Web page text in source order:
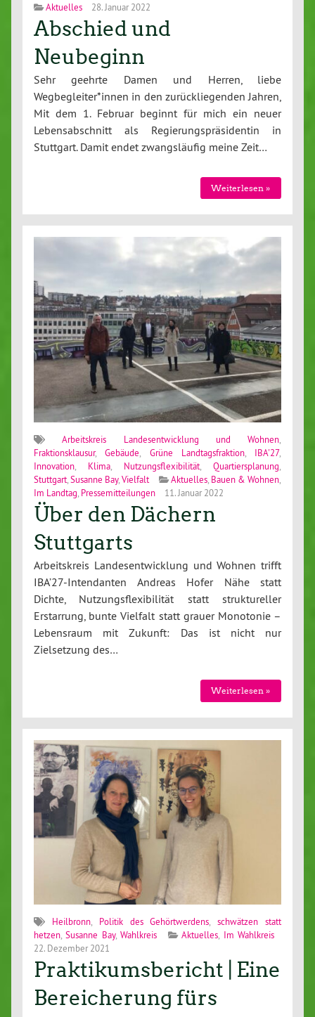
Aktuelles
28. Januar 2022
Abschied und
Neubeginn
Sehr geehrte Damen und Herren, liebe
Wegbegleiter*innen in den zurückliegenden Jahren,
Mit dem 1. Februar beginnt für mich ein neuer
Lebensabschnitt als Regierungspräsidentin in
Stuttgart. Damit endet zwangsläufig meine Zeit…
Weiterlesen »
Arbeitskreis Landesentwicklung und Wohnen
Fraktionsklausur,Gebäude Grüne Landtagsfraktion, IBA'27,
Innovation
Klima Nutzungsflexibilität Quartiersplanung
Stuttgart ,Susanne Bay,Vielfalt Aktuelles, Bauen & Wohnen
Im Landtag Pressemitteilungen 11. Januar 2022
Über den Dächern
Stuttgarts
Arbeitskreis Landesentwicklung und Wohnen trifft
IBA’27-Intendanten Andreas Hofer Nähe statt
Dichte, Nutzungsflexibilität statt struktureller
Erstarrung, bunte Vielfalt statt grauer Monotonie –
Lebensraum mit Zukunft: Das ist nicht nur
Zielsetzung des…
Weiterlesen »
Heilbronn, Politik des Gehörtwerdens,schwätzen statt
hetzen,Susanne Bay,Wahlkreis Aktuelles, Im Wahlkreis
22. Dezember 2021
Praktikumsbericht | Eine
Bereicherung fürs